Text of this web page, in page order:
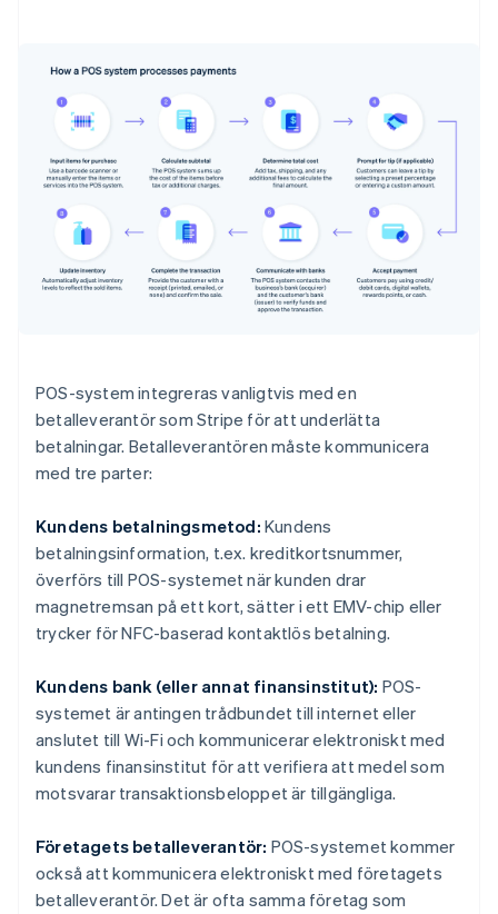
POS-system integreras vanligtvis med en
betalleverantör som Stripe för att underlätta
betalningar. Betalleverantören måste kommunicera
med tre parter:
Kundens betalningsmetod: Kundens
betalningsinformation, t.ex. kreditkortsnummer,
överförs till POS-systemet när kunden drar
magnetremsan på ett kort, sätter i ett EMV-chip eller
trycker för NFC-baserad kontaktlös betalning.
Kundens bank (eller annat finansinstitut): POS-
systemet är antingen trådbundet till internet eller
anslutet till Wi-Fi och kommunicerar elektroniskt med
kundens finansinstitut för att verifiera att medel som
motsvarar transaktionsbeloppet är tillgängliga.
Företagets betalleverantör: POS-systemet kommer
också att kommunicera elektroniskt med företagets
betalleverantör. Det är ofta samma företag som